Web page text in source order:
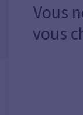
Vous
vous